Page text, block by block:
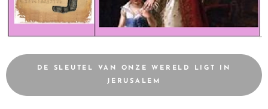
DE SLEUTEL VAN ONZE WERELD LIGT IN
JERUSALEM